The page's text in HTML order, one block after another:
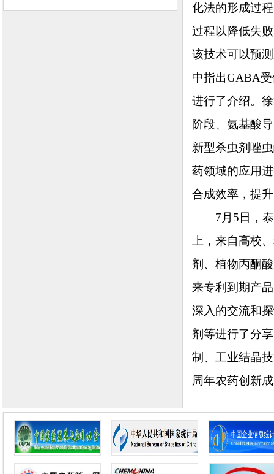
化法的形成过
过程以降低失
该技术可以预
中指出GABA
进行了介绍。
阶段、氨基酸
新型杀虫剂唑
药领域的应用
合成效率，提
7月5日，泰
上，来自高校
剂、植物丙酮
来专利到期产
深入的交流和
剂等进行了分
制、工业结晶
周年农药创新